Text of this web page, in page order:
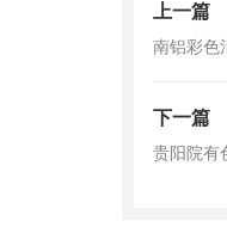
上一篇
南铝彩色
下一篇
贵阳院有